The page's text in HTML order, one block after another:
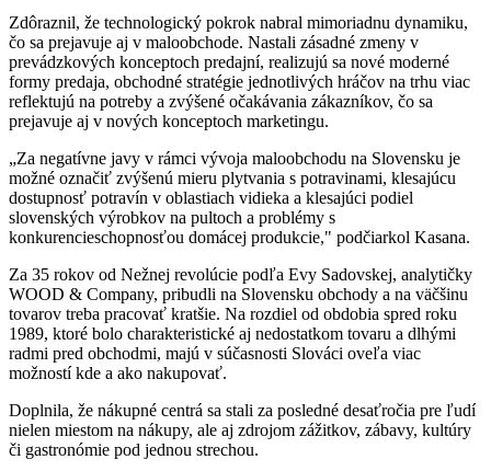
Zdôraznil, že technologický pokrok nabral mimoriadnu dynamiku,
čo sa prejavuje aj v maloobchode. Nastali zásadné zmeny v
prevádzkových konceptoch predajní, realizujú sa nové moderné
formy predaja, obchodné stratégie jednotlivých hráčov na trhu viac
reflektujú na potreby a zvýšené očakávania zákazníkov, čo sa
prejavuje aj v nových konceptoch marketingu.
„Za negatívne javy v rámci vývoja maloobchodu na Slovensku je
možné označiť zvýšenú mieru plytvania s potravinami, klesajúcu
dostupnosť potravín v oblastiach vidieka a klesajúci podiel
slovenských výrobkov na pultoch a problémy s
konkurencieschopnosťou domácej produkcie," podčiarkol Kasana.
Za 35 rokov od Nežnej revolúcie podľa Evy Sadovskej, analytičky
WOOD & Company, pribudli na Slovensku obchody a na väčšinu
tovarov treba pracovať kratšie. Na rozdiel od obdobia spred roku
1989, ktoré bolo charakteristické aj nedostatkom tovaru a dlhými
radmi pred obchodmi, majú v súčasnosti Slováci oveľa viac
možností kde a ako nakupovať.
Doplnila, že nákupné centrá sa stali za posledné desaťročia pre ľudí
nielen miestom na nákupy, ale aj zdrojom zážitkov, zábavy, kultúry
či gastronómie pod jednou strechou.